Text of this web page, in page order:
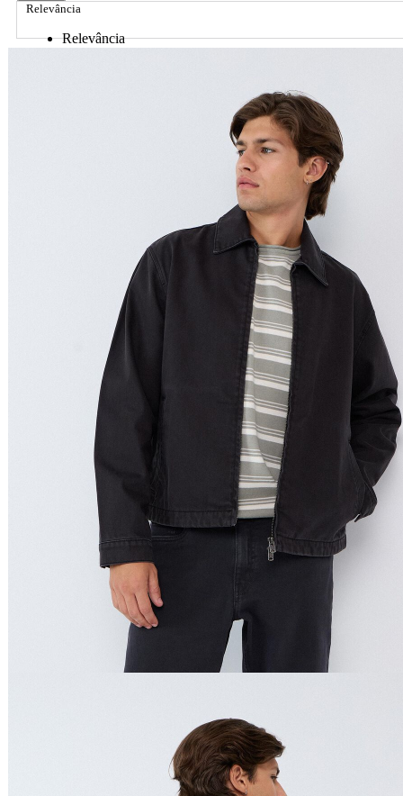
Relevância
Relevância
Nome do Produto A - Z
Nome do Produto Z - A